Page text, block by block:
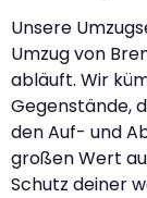
Unsere
Umzug von
abläuft. Wir
Gegenstände,
den Auf- und
großen Wert
Schutz deiner